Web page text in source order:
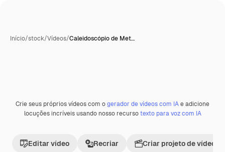
Início/stock/Vídeos/Caleidoscópio de Met…
Premium
Crie seus próprios vídeos com ogerador de vídeos com IAe adicione
locuções incríveis usando nosso recursotexto para voz com IA
Editar vídeo Recriar Criar projeto de vídeo